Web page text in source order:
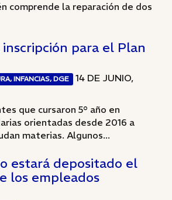
comprende la reparación de dos
para el Plan
INFANCIAS, DGE
14 DE JUNIO,
que cursaron 5° año en
orientadas desde 2016 a
materias. Algunos...
estará depositado el
los empleados